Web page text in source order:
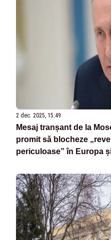
2 dec. 2025, 15:49
Mesaj tranșant de la
promit să blocheze
periculoase” în Europa